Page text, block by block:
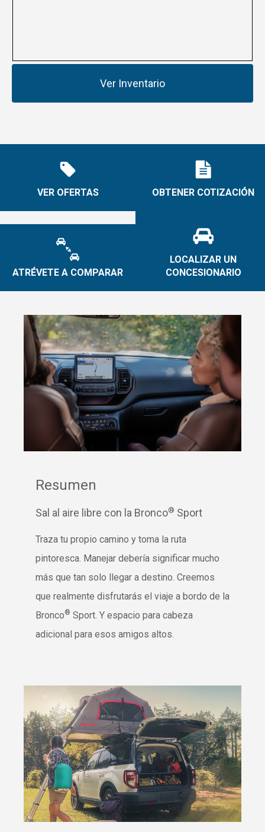
Ver Inventario
VER OFERTAS OBTENER COTIZACIÓN
ATRÉVETE A COMPARAR
LOCALIZAR UN
CONCESIONARIO
Resumen
Sal al aire libre con la Bronco® Sport
Traza tu propio camino y toma la ruta
pintoresca. Manejar debería significar mucho
más que tan solo llegar a destino. Creemos
que realmente disfrutarás el viaje a bordo de la
Bronco® Sport. Y espacio para cabeza
adicional para esos amigos altos.